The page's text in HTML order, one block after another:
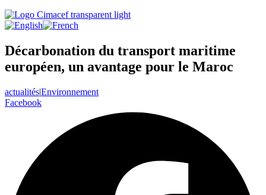
Décarbonation du transport maritime
européen, un avantage pour le Maroc
actualités|Environnement
Facebook